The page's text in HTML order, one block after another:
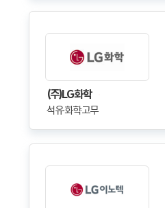
(주)LG화학
석유·화학·고무